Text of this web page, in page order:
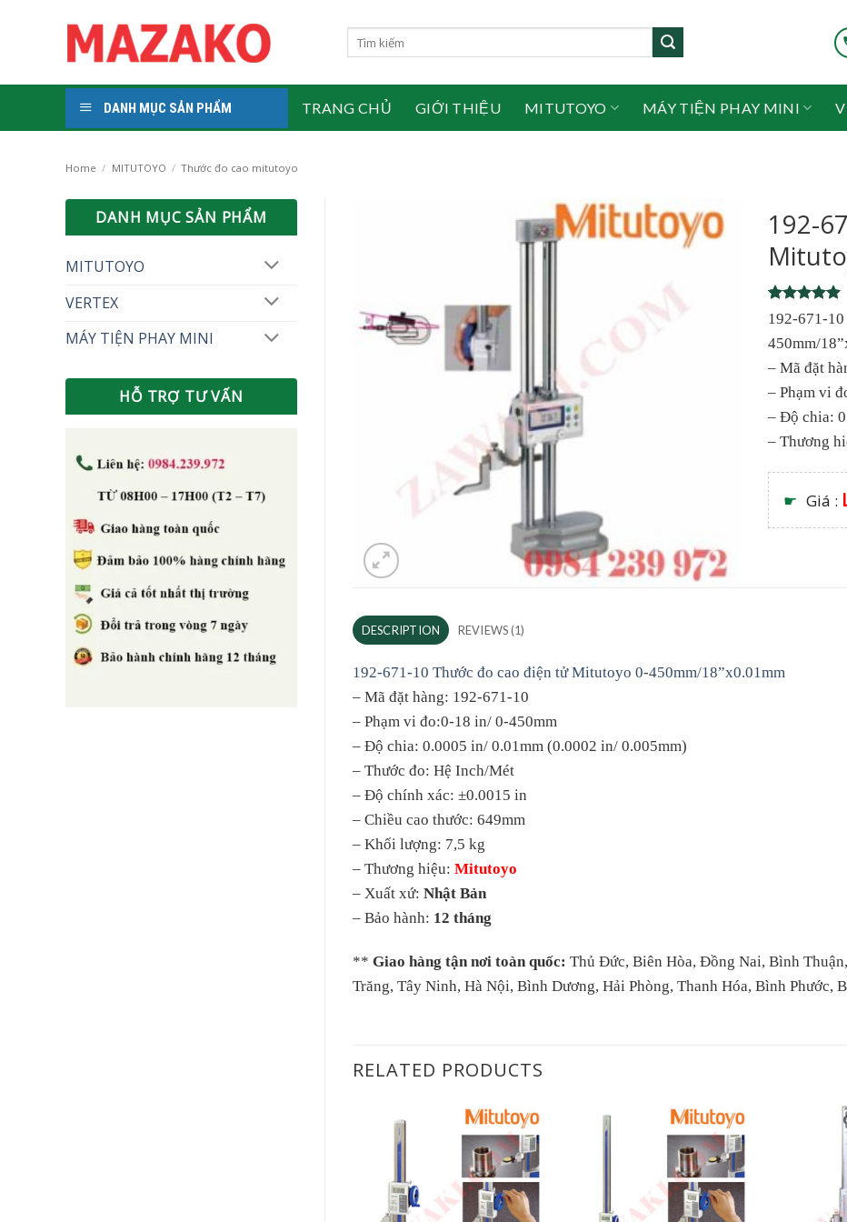
Search
for:
DANH MỤC SẢN PHẨM TRANG CHỦ GIỚI THIỆU MITUTOYO MÁY TIỆN PHAY MINI
Home / MITUTOYO / Thước đo cao mitutoyo
DANH MỤC SẢN PHẨM
MITUTOYO
VERTEX
MÁY TIỆN PHAY MINI
HỖ TRỢ TƯ VẤN
192-
Rated5
out of 5
based on
1
rating
192-671-
450mm/
– Mã đặt
– Phạm vi
– Độ chia:
– Thương
☛ Giá :
DESCRIPTION REVIEWS (1)
192-671-10 Thước đo cao điện tử Mitutoyo 0-450mm/18”x0.01mm
– Mã đặt hàng: 192-671-10
– Phạm vi đo:0-18 in/ 0-450mm
– Độ chia: 0.0005 in/ 0.01mm (0.0002 in/ 0.005mm)
– Thước đo: Hệ Inch/Mét
– Độ chính xác: ±0.0015 in
– Chiều cao thước: 649mm
– Khối lượng: 7,5 kg
– Thương hiệu: Mitutoyo
– Xuất xứ: Nhật Bản
– Bảo hành: 12 tháng
** Giao hàng tận nơi toàn quốc: Thủ Đức, Biên Hòa, Đồng Nai, Bình
Trăng, Tây Ninh, Hà Nội, Bình Dương, Hải Phòng, Thanh Hóa, Bình Phước,
RELATED PRODUCTS